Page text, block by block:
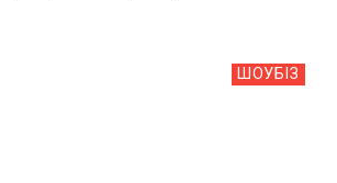
ШОУБIЗ